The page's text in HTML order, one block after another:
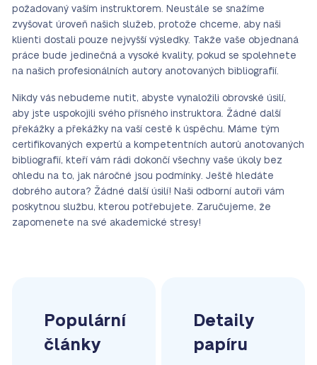
požadovaný vaším instruktorem. Neustále se snažíme
zvyšovat úroveň našich služeb, protože chceme, aby naši
klienti dostali pouze nejvyšší výsledky. Takže vaše objednaná
práce bude jedinečná a vysoké kvality, pokud se spolehnete
na našich profesionálních autory anotovaných bibliografií.
Nikdy vás nebudeme nutit, abyste vynaložili obrovské úsilí,
aby jste uspokojili svého přísného instruktora. Žádné další
překážky a překážky na vaší cestě k úspěchu. Máme tým
certifikovaných expertů a kompetentních autorů anotovaných
bibliografií, kteří vám rádi dokončí všechny vaše úkoly bez
ohledu na to, jak náročné jsou podmínky. Ještě hledáte
dobrého autora? Žádné další úsilí! Naši odborní autoři vám
poskytnou službu, kterou potřebujete. Zaručujeme, že
zapomenete na své akademické stresy!
Populární
články
Detaily
papíru